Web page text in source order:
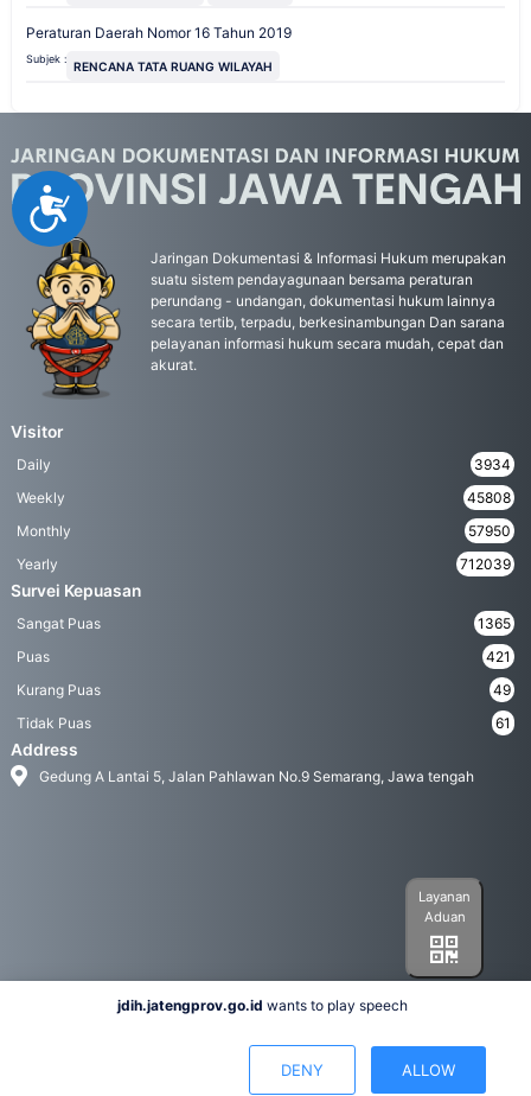
Accessibility
Peraturan Daerah Nomor 16 Tahun 2019
Subjek : RENCANA TATA RUANG WILAYAH
Jaringan Dokumentasi & Informasi Hukum merupakan
suatu sistem pendayagunaan bersama peraturan
perundang - undangan, dokumentasi hukum lainnya
secara tertib, terpadu, berkesinambungan Dan sarana
pelayanan informasi hukum secara mudah, cepat dan
akurat.
Visitor
Daily
3934
Weekly
45808
Monthly
57950
Yearly
712039
Survei Kepuasan
Sangat Puas
1365
Puas
421
Kurang Puas
49
Tidak Puas
61
Address
Gedung A Lantai 5, Jalan Pahlawan No.9 Semarang, Jawa tengah
Layanan
Aduan
jdih.jatengprov.go.id wants to play speech
DENY ALLOW